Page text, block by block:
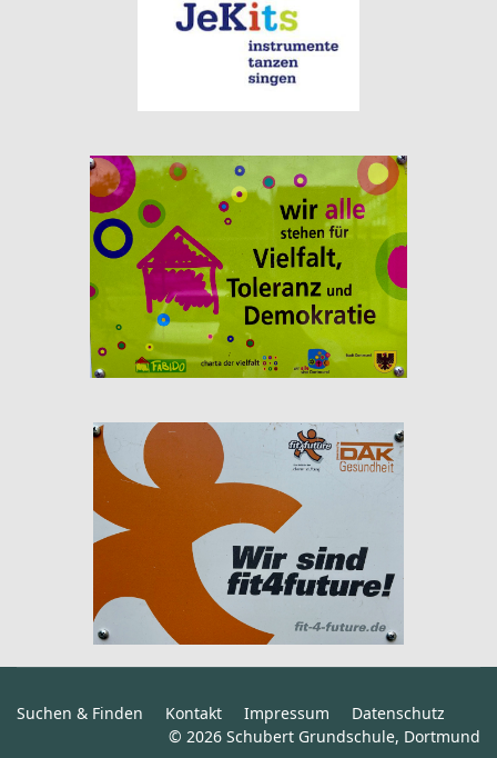
Suchen & Finden Kontakt Impressum
Datenschutz
© 2026 Schubert Grundschule, Dortmund